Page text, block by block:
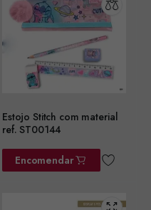
Estojo Stitch com material
ref. ST00144
Encomendar